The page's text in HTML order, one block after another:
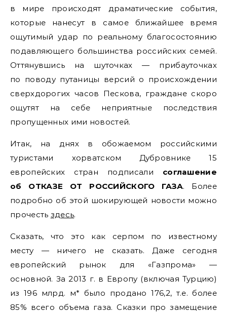
в мире происходят драматические события,
которые нанесут в самое ближайшее время
ощутимый удар по реальному благосостоянию
подавляющего большинства российских семей.
Оттянувшись на шуточках — прибауточках
по поводу путаницы версий о происхождении
сверхдорогих часов Пескова, граждане скоро
ощутят на себе неприятные последствия
пропущенных ими новостей.
Итак, на днях в обожаемом российскими
туристами хорватском Дубровнике 15
европейских стран подписали соглашение
об ОТКАЗЕ ОТ РОССИЙСКОГО ГАЗА. Более
подробно об этой шокирующей новости можно
прочесть здесь.
Сказать, что это как серпом по известному
месту — ничего не сказать. Даже сегодня
европейский рынок для «Газпрома» —
основной. За 2013 г. в Европу (включая Турцию)
из 196 млрд. м* было продано 176,2, т.е. более
85% всего объема газа. Сказки про замещение